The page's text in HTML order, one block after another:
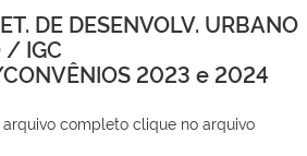
DE DESENVOLV. URBANO
/ IGC
2023 e 2024
completo clique no arquivo